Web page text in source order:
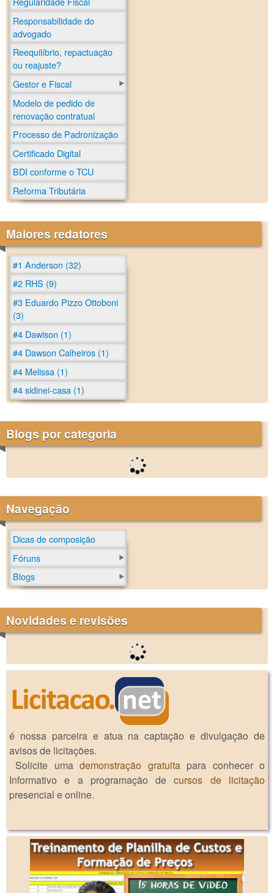
Responsabilidade do
advogado
Reequilíbrio, repactuação
ou reajuste?
Gestor e Fiscal
Modelo de pedido de
renovação contratual
Processo de Padronização
Certificado Digital
BDI conforme o TCU
Reforma Tributária
Maiores redatores
#1 Anderson (32)
#2 RHS (9)
#3 Eduardo Pizzo Ottoboni
(3)
#4 Dawison (1)
#4 Dawson Calheiros (1)
#4 Melissa (1)
#4 sidinei-casa (1)
Blogs por categoria
Navegação
Dicas de composição
Fóruns
Blogs
Novidades e revisões
é nossa parceira e atua na captação e divulgação de
avisos de licitações.
Solicite umademonstração gratuitapara conhecer o
Informativo e a programação decursos de licitação
presencial e online.